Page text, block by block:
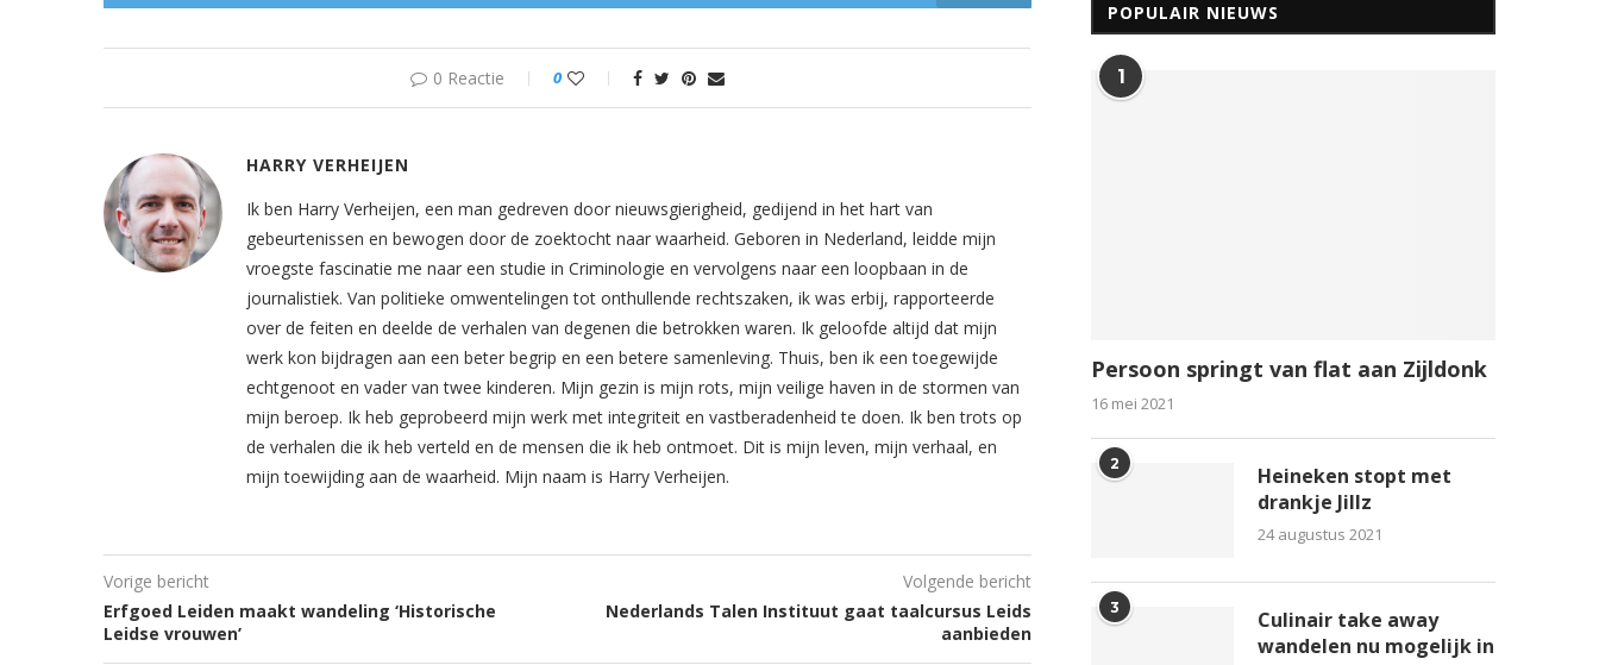
0 Reactie 0
HARRY VERHEIJEN
Ik ben Harry Verheijen, een man gedreven door nieuwsgierigheid, gedijend in het hart van
gebeurtenissen en bewogen door de zoektocht naar waarheid. Geboren in Nederland, leidde mijn
vroegste fascinatie me naar een studie in Criminologie en vervolgens naar een loopbaan in de
journalistiek. Van politieke omwentelingen tot onthullende rechtszaken, ik was erbij, rapporteerde
over de feiten en deelde de verhalen van degenen die betrokken waren. Ik geloofde altijd dat mijn
werk kon bijdragen aan een beter begrip en een betere samenleving. Thuis, ben ik een toegewijde
echtgenoot en vader van twee kinderen. Mijn gezin is mijn rots, mijn veilige haven in de stormen van
mijn beroep. Ik heb geprobeerd mijn werk met integriteit en vastberadenheid te doen. Ik ben trots op
de verhalen die ik heb verteld en de mensen die ik heb ontmoet. Dit is mijn leven, mijn verhaal, en
mijn toewijding aan de waarheid. Mijn naam is Harry Verheijen.
Vorige bericht
Erfgoed Leiden maakt wandeling ‘Historische
Leidse vrouwen’
Volgende bericht
Nederlands Talen Instituut gaat taalcursus Leids
aanbieden
POPULAIR NIEUWS
1
Persoon springt van flat aan Zijldonk
16 mei 2021
2
Heineken stopt met
drankje Jillz
24 augustus 2021
3
Culinair take away
wandelen nu mogelijk in